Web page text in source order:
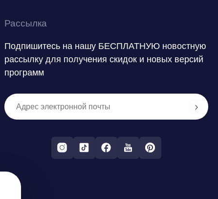
Рассылка
Подпишитесь на нашу БЕСПЛАТНУЮ новостную
рассылку для получения скидок и новых версий
программ